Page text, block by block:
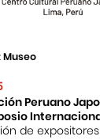
Museo
Peruano
de expositores